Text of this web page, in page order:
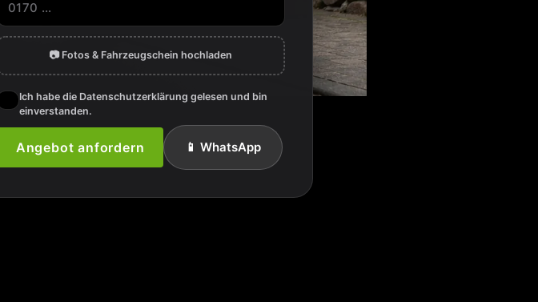
📷 Fotos & Fahrzeugschein hochladen
Ich habe die Datenschutzerklärung gelesen und bin
einverstanden.
Angebot anfordern 📱 WhatsApp